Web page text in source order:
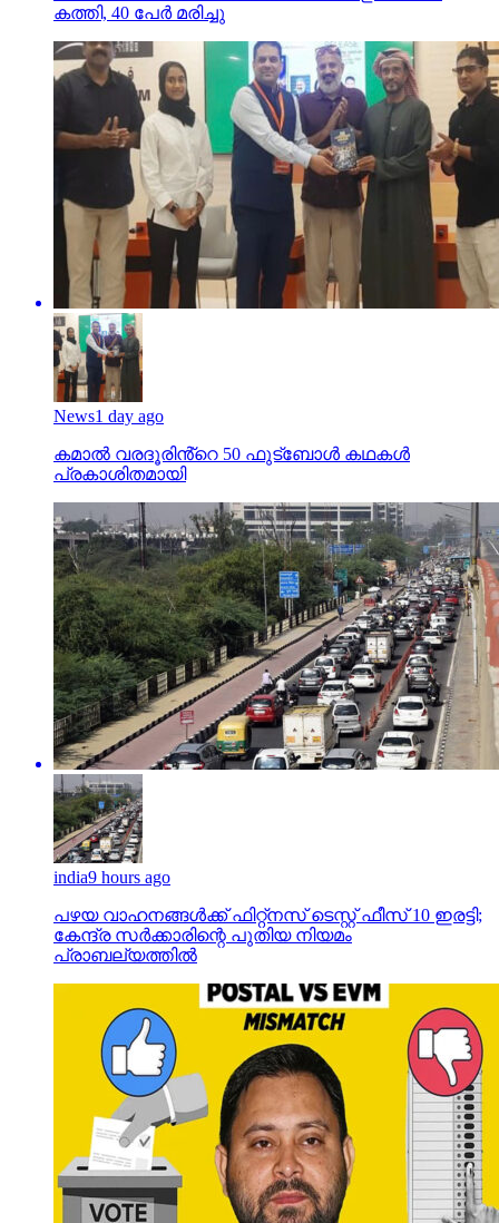
News1 day ago
കമാൽ വരദൂരിൻ്റെ 50 ഫുട്ബോൾ കഥകൾ
പ്രകാശിതമായി
india9 hours ago
പഴയ വാഹനങ്ങള്‍ക്ക് ഫിറ്റ്‌നസ് ടെസ്റ്റ് ഫീസ് 10 ഇരട്ടി;
കേന്ദ്ര സര്‍ക്കാരിന്റെ പുതിയ നിയമം
പ്രാബല്യത്തില്‍